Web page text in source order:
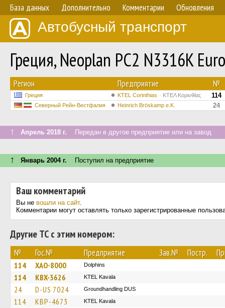
База данных Дополнительно Комментарии Обновления
Автобусный транспорт
Греция, Neoplan PC2 N3316K
Регион Предприятие №
Греция KTEL Corinthias ΚΤΕΛ Κορινθίας 114
Северный Рейн-Вестфалия Heinrich Bröskamp e.K. 24
↑ Апрель 2018 г. Передан в другое предприятие или на завод
↑ Январь 2004 г. Поступил на предприятие
Ваш комментарий
Вы не вошли на сайт.
Комментарии могут оставлять только зарегистрированные
Другие ТС с этим номером:
№ Гос.№ Предприятие Зав.№ Постр.
114 XAO-8000 Dolphins
114 KBX-3626 KTEL Kavala
24 D-US 7024 Groundhandling DUS
114 KBP-4673 KTEL Kavala